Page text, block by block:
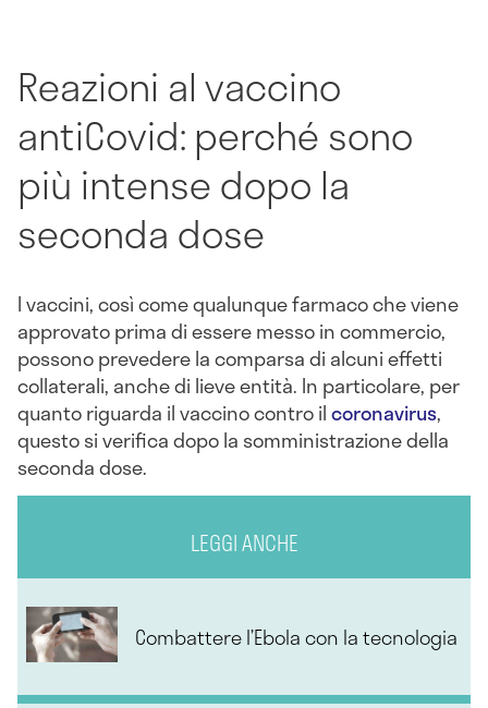
Reazioni al vaccino
antiCovid: perché sono
più intense dopo la
seconda dose
I vaccini, così come qualunque farmaco che viene
approvato prima di essere messo in commercio,
possono prevedere la comparsa di alcuni effetti
collaterali, anche di lieve entità. In particolare, per
quanto riguarda il vaccino contro ilcoronavirus,
questo si verifica dopo la somministrazione della
seconda dose.
LEGGI ANCHE
Combattere l’Ebola con la tecnologia